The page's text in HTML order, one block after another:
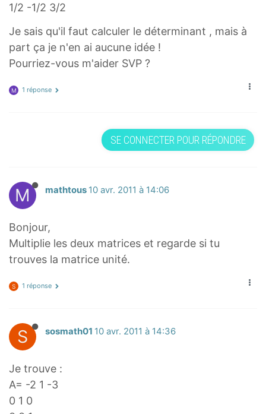
1/2 -1/2 3/2
Je sais qu'il faut calculer le déterminant , mais à
part ça je n'en ai aucune idée !
Pourriez-vous m'aider SVP ?
M 1 réponse
SE CONNECTER POUR RÉPONDRE
M mathtous 10 avr. 2011 à 14:06
Bonjour,
Multiplie les deux matrices et regarde si tu
trouves la matrice unité.
S 1 réponse
S sosmath01 10 avr. 2011 à 14:36
Je trouve :
A= -2 1 -3
0 1 0